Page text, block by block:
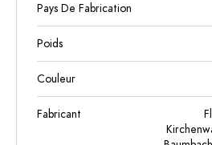
Pays De Fabrication
Poids
Couleur
Fabricant